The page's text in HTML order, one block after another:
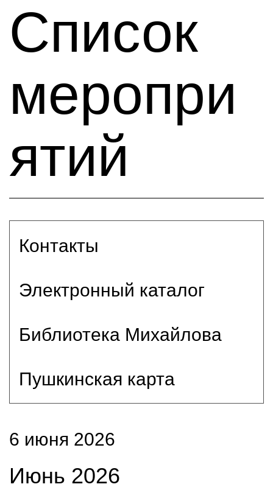
Список
меропри
ятий
Контакты
Электронный каталог
Библиотека Михайлова
Пушкинская карта
6 июня 2026
Июнь 2026